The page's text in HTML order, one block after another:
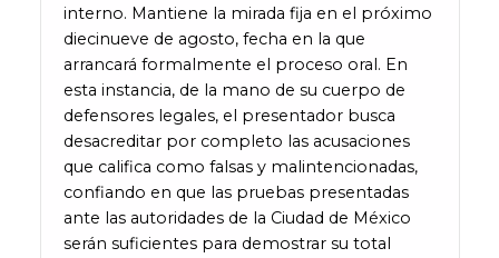
interno. Mantiene la mirada fija en el próximo
diecinueve de agosto, fecha en la que
arrancará formalmente el proceso oral. En
esta instancia, de la mano de su cuerpo de
defensores legales, el presentador busca
desacreditar por completo las acusaciones
que califica como falsas y malintencionadas,
confiando en que las pruebas presentadas
ante las autoridades de la Ciudad de México
serán suficientes para demostrar su total